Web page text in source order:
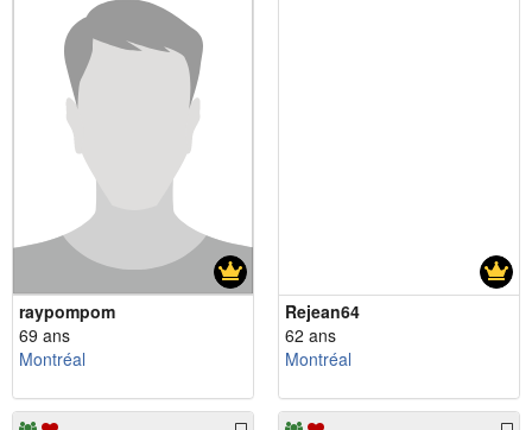
raypompom
69 ans
Montréal
Rejean64
62 ans
Montréal